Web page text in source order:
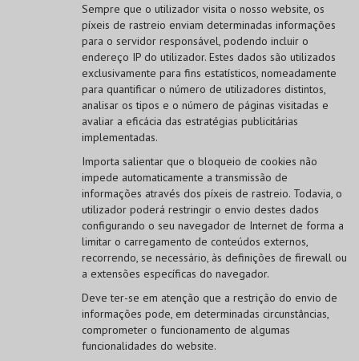
Sempre que o utilizador visita o nosso website, os
píxeis de rastreio enviam determinadas informações
para o servidor responsável, podendo incluir o
endereço IP do utilizador. Estes dados são utilizados
exclusivamente para fins estatísticos, nomeadamente
para quantificar o número de utilizadores distintos,
analisar os tipos e o número de páginas visitadas e
avaliar a eficácia das estratégias publicitárias
implementadas.
Importa salientar que o bloqueio de cookies não
impede automaticamente a transmissão de
informações através dos píxeis de rastreio. Todavia, o
utilizador poderá restringir o envio destes dados
configurando o seu navegador de Internet de forma a
limitar o carregamento de conteúdos externos,
recorrendo, se necessário, às definições de firewall ou
a extensões específicas do navegador.
Deve ter-se em atenção que a restrição do envio de
informações pode, em determinadas circunstâncias,
comprometer o funcionamento de algumas
funcionalidades do website.